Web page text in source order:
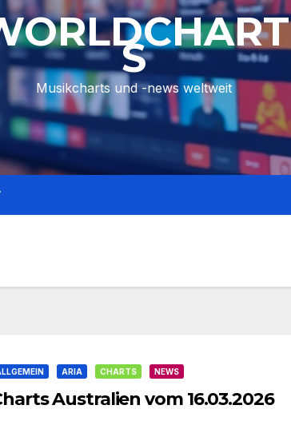
S
Musikcharts und -news weltweit
ARIA CHARTS NEWS
Australien vom 16.03.2026